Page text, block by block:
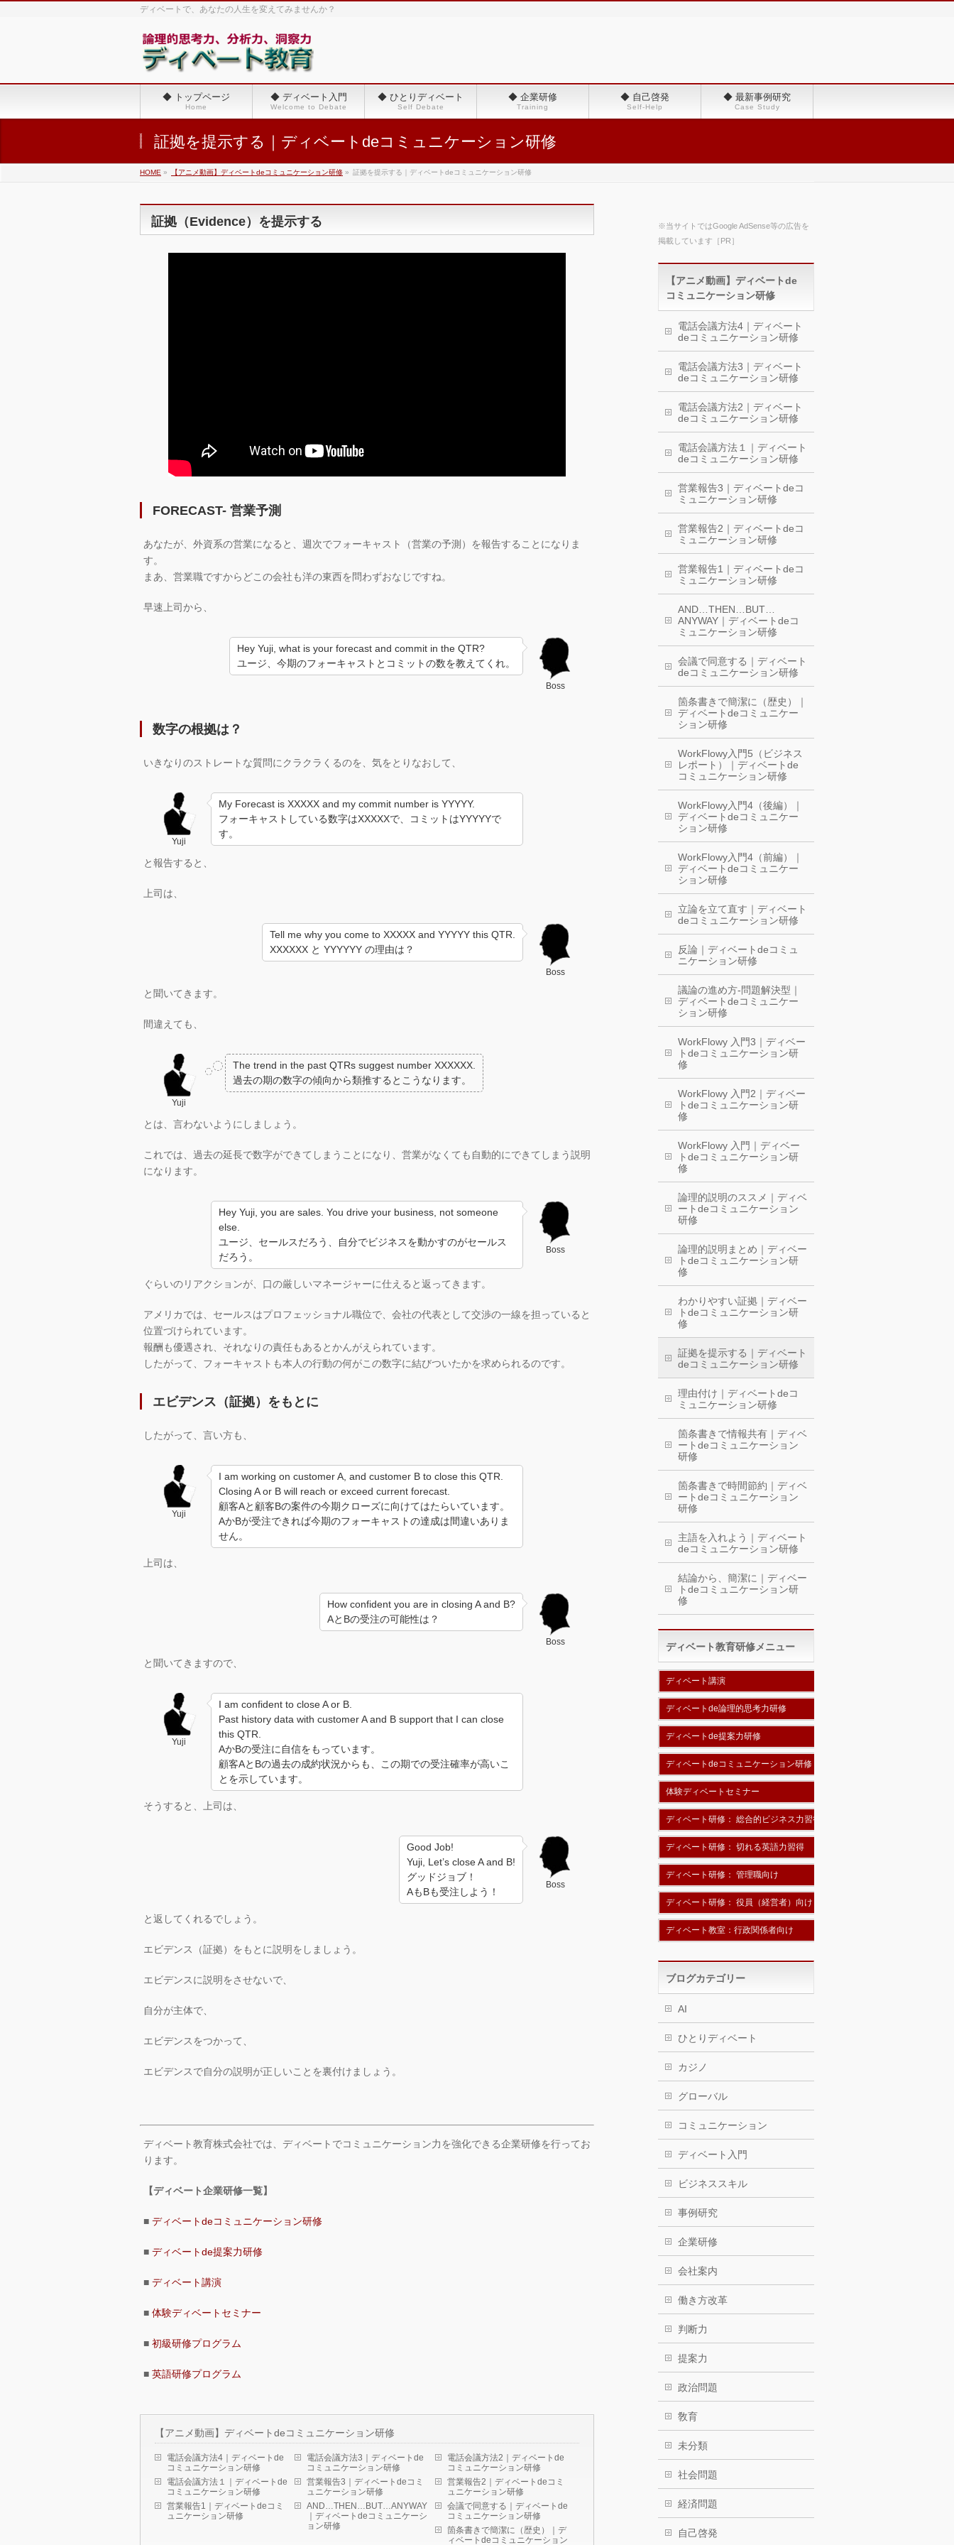
ディベートで、あなたの人生を変えてみませんか？
◆ トップページ
Home
◆ ディベート入門
Welcome to Debate
◆ ひとりディベート
Self Debate
◆ 企業研修
Training
◆ 自己啓発
Self-Help
◆ 最新事例研究
Case Study
証拠を提示する｜ディベートdeコミュニケーション研修
HOME » 【アニメ動画】ディベートdeコミュニケーション研修 » 証拠を提示する｜ディベートdeコミュニケーション研修
証拠（Evidence）を提示する
FORECAST- 営業予測
あなたが、外資系の営業になると、週次でフォーキャスト（営業の予測）を報告することになりま
す。
まあ、営業職ですからどこの会社も洋の東西を問わずおなじですね。
早速上司から、
Boss
Hey Yuji, what is your forecast and commit in the QTR?
ユージ、今期のフォーキャストとコミットの数を教えてくれ。
数字の根拠は？
いきなりのストレートな質問にクラクラくるのを、気をとりなおして、
Yuji
My Forecast is XXXXX and my commit number is YYYYY.
フォーキャストしている数字はXXXXXで、コミットはYYYYYで
す。
と報告すると、
上司は、
Boss
Tell me why you come to XXXXX and YYYYY this QTR.
XXXXXX と YYYYYY の理由は？
と聞いてきます。
間違えても、
Yuji
The trend in the past QTRs suggest number XXXXXX.
過去の期の数字の傾向から類推するとこうなります。
とは、言わないようにしましょう。
これでは、過去の延長で数字ができてしまうことになり、営業がなくても自動的にできてしまう説明
になります。
Boss
Hey Yuji, you are sales. You drive your business, not someone
else.
ユージ、セールスだろう、自分でビジネスを動かすのがセールス
だろう。
ぐらいのリアクションが、口の厳しいマネージャーに仕えると返ってきます。
アメリカでは、セールスはプロフェッショナル職位で、会社の代表として交渉の一線を担っていると
位置づけられています。
報酬も優遇され、それなりの責任もあるとかんがえられています。
したがって、フォーキャストも本人の行動の何がこの数字に結びついたかを求められるのです。
エビデンス（証拠）をもとに
したがって、言い方も、
Yuji
I am working on customer A, and customer B to close this QTR.
Closing A or B will reach or exceed current forecast.
顧客Aと顧客Bの案件の今期クローズに向けてはたらいています。
AかBが受注できれば今期のフォーキャストの達成は間違いありま
せん。
上司は、
Boss
How confident you are in closing A and B?
AとBの受注の可能性は？
と聞いてきますので、
Yuji
I am confident to close A or B.
Past history data with customer A and B support that I can close
this QTR.
AかBの受注に自信をもっています。
顧客AとBの過去の成約状況からも、この期での受注確率が高いこ
とを示しています。
そうすると、上司は、
Boss
Good Job!
Yuji, Let’s close A and B!
グッドジョブ！
AもBも受注しよう！
と返してくれるでしょう。
エビデンス（証拠）をもとに説明をしましょう。
エビデンスに説明をさせないで、
自分が主体で、
エビデンスをつかって、
エビデンスで自分の説明が正しいことを裏付けましょう。
ディベート教育株式会社では、ディベートでコミュニケーション力を強化できる企業研修を行ってお
ります。
【ディベート企業研修一覧】
■ ディベートdeコミュニケーション研修
■ ディベートde提案力研修
■ ディベート講演
■ 体験ディベートセミナー
■ 初級研修プログラム
■ 英語研修プログラム
【アニメ動画】ディベートdeコミュニケーション研修
電話会議方法4｜ディベートde
コミュニケーション研修
電話会議方法3｜ディベートde
コミュニケーション研修
電話会議方法2｜ディベートde
コミュニケーション研修
電話会議方法１｜ディベートde
コミュニケーション研修
営業報告3｜ディベートdeコミ
ュニケーション研修
営業報告2｜ディベートdeコミ
ュニケーション研修
営業報告1｜ディベートdeコミ
ュニケーション研修
AND…THEN…BUT…ANYWAY
｜ディベートdeコミュニケーシ
ョン研修
会議で同意する｜ディベートde
コミュニケーション研修
箇条書きで簡潔に（歴史）｜デ
ィベートdeコミュニケーション
※当サイトではGoogle AdSense等の広告を
掲載しています［PR］
【アニメ動画】ディベートde
コミュニケーション研修
電話会議方法4｜ディベート
deコミュニケーション研修
電話会議方法3｜ディベート
deコミュニケーション研修
電話会議方法2｜ディベート
deコミュニケーション研修
電話会議方法１｜ディベート
deコミュニケーション研修
営業報告3｜ディベートdeコ
ミュニケーション研修
営業報告2｜ディベートdeコ
ミュニケーション研修
営業報告1｜ディベートdeコ
ミュニケーション研修
AND…THEN…BUT…
ANYWAY｜ディベートdeコ
ミュニケーション研修
会議で同意する｜ディベート
deコミュニケーション研修
箇条書きで簡潔に（歴史）｜
ディベートdeコミュニケー
ション研修
WorkFlowy入門5（ビジネス
レポート）｜ディベートde
コミュニケーション研修
WorkFlowy入門4（後編）｜
ディベートdeコミュニケー
ション研修
WorkFlowy入門4（前編）｜
ディベートdeコミュニケー
ション研修
立論を立て直す｜ディベート
deコミュニケーション研修
反論｜ディベートdeコミュ
ニケーション研修
議論の進め方-問題解決型｜
ディベートdeコミュニケー
ション研修
WorkFlowy 入門3｜ディベー
トdeコミュニケーション研
修
WorkFlowy 入門2｜ディベー
トdeコミュニケーション研
修
WorkFlowy 入門｜ディベー
トdeコミュニケーション研
修
論理的説明のススメ｜ディベ
ートdeコミュニケーション
研修
論理的説明まとめ｜ディベー
トdeコミュニケーション研
修
わかりやすい証拠｜ディベー
トdeコミュニケーション研
修
証拠を提示する｜ディベート
deコミュニケーション研修
理由付け｜ディベートdeコ
ミュニケーション研修
箇条書きで情報共有｜ディベ
ートdeコミュニケーション
研修
箇条書きで時間節約｜ディベ
ートdeコミュニケーション
研修
主語を入れよう｜ディベート
deコミュニケーション研修
結論から、簡潔に｜ディベー
トdeコミュニケーション研
修
ディベート教育研修メニュー
ディベート講演
ディベートde論理的思考力研修
ディベートde提案力研修
ディベートdeコミュニケーション研修
体験ディベートセミナー
ディベート研修： 総合的ビジネス力習得
ディベート研修： 切れる英語力習得
ディベート研修： 管理職向け
ディベート研修： 役員（経営者）向け
ディベート教室：行政関係者向け
ブログカテゴリー
AI
ひとりディベート
カジノ
グローバル
コミュニケーション
ディベート入門
ビジネススキル
事例研究
企業研修
会社案内
働き方改革
判断力
提案力
政治問題
敎育
未分類
社会問題
経済問題
自己啓発